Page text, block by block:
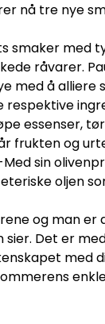
nå tre nye
smaker med
råvarer.
med å alliere
essenser,
frukten og
sin
oljen
og man er
Det er
med